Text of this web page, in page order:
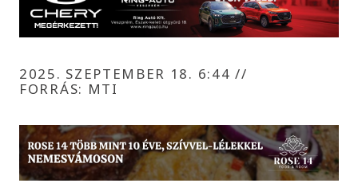
2025. SZEPTEMBER 18. 6:44//
FORRÁS: MTI